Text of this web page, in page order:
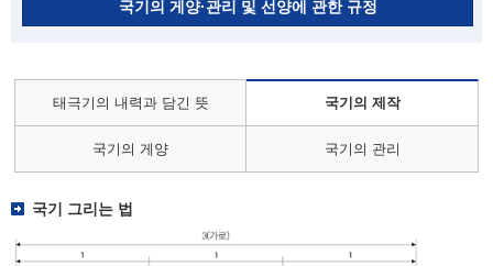
국기의 게양·관리 및 선양에 관한 규정
태극기의 내력과 담긴 뜻 국기의 제작
국기의 게양 국기의 관리
국기 그리는 법